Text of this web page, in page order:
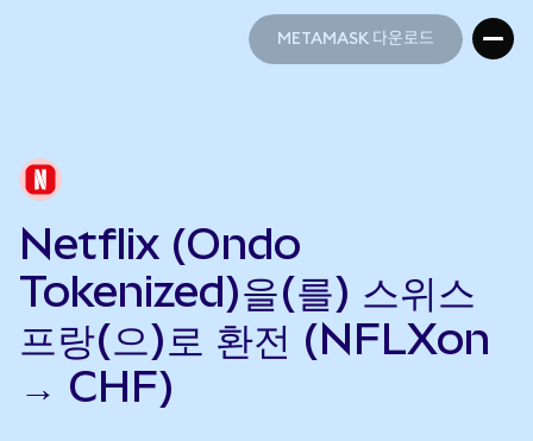
METAMASK 다운로드
Netflix (Ondo
Tokenized)을(를) 스위스
프랑(으)로 환전 (NFLXon
→ CHF)